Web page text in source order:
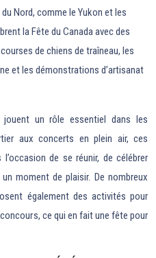
Nord, comme le Yukon et les
la Fête du Canada avec des
de chiens de traîneau, les
et les démonstrations d’artisanat
jouent un rôle essentiel dans les
aux concerts en plein air, ces
de se réunir, de célébrer
moment de plaisir. De nombreux
également des activités pour
ce qui en fait une fête pour